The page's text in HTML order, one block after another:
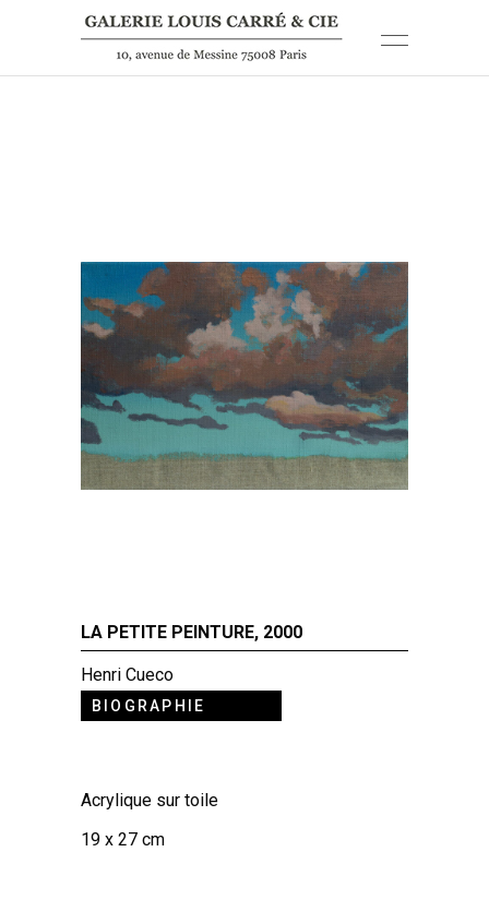
LA PETITE PEINTURE, 2000
Henri Cueco
BIOGRAPHIE
Acrylique sur toile
19 x 27 cm